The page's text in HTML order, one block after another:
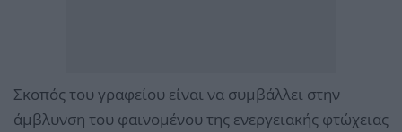
Σκοπός του γραφείου είναι να συμβάλλει στην
άμβλυνση του φαινομένου της ενεργειακής φτώχειας